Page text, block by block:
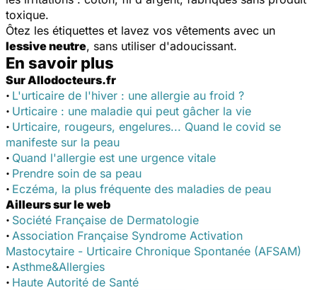
toxique.
Ôtez les étiquettes et lavez vos vêtements avec un
lessive neutre, sans utiliser d'adoucissant.
En savoir plus
Sur Allodocteurs.fr
· L'urticaire de l'hiver : une allergie au froid ?
· Urticaire : une maladie qui peut gâcher la vie
· Urticaire, rougeurs, engelures... Quand le covid se
manifeste sur la peau
· Quand l'allergie est une urgence vitale
· Prendre soin de sa peau
· Eczéma, la plus fréquente des maladies de peau
Ailleurs sur le web
· Société Française de Dermatologie
· Association Française Syndrome Activation
Mastocytaire - Urticaire Chronique Spontanée (AFSAM)
· Asthme&Allergies
· Haute Autorité de Santé